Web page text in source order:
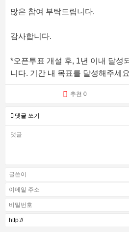
많은 참여 부탁드립니다.
감사합니다.
*오픈투표 개설 후, 1년 이내 달성
니다. 기간 내 목표를 달성해주세
추천 0
댓글 쓰기